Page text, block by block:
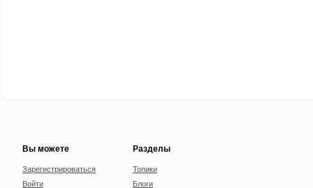
Вы можете
Зарегистрироваться
Войти
Разделы
Топики
Блоги